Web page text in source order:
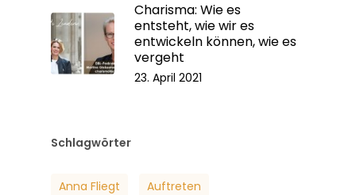
Charisma: Wie es
entsteht, wie wir es
entwickeln können, wie es
vergeht
23. April 2021
Schlagwörter
Anna Fliegt Auftreten